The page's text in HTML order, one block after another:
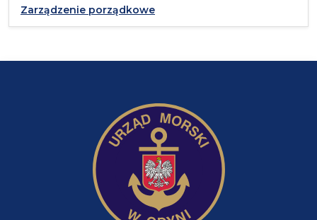
Zarządzenie porządkowe